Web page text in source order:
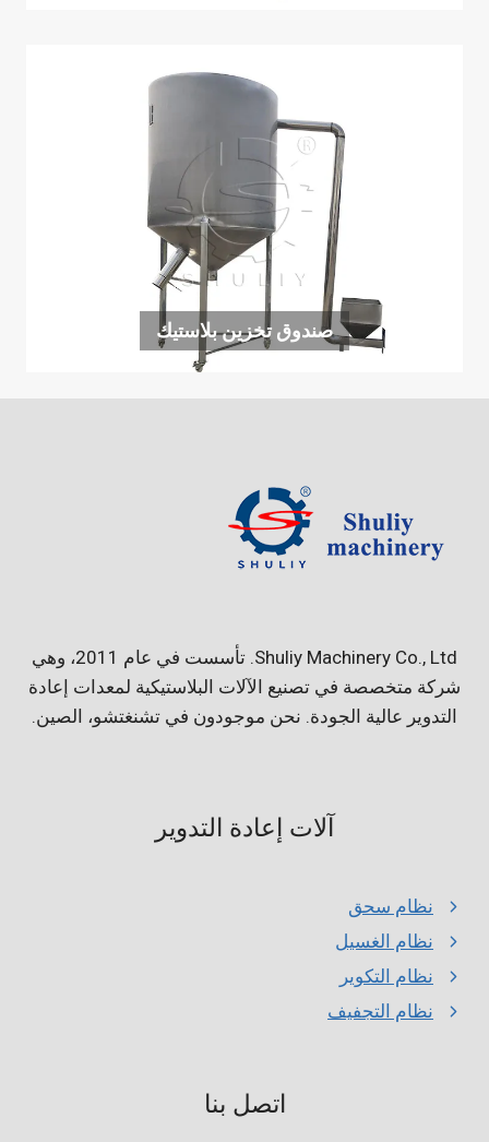
صندوق تخزين بلاستيك
Shuliy Machinery Co., Ltd. تأسست في عام 2011، وهي
شركة متخصصة في تصنيع الآلات البلاستيكية لمعدات إعادة
التدوير عالية الجودة. نحن موجودون في تشنغتشو، الصين.
آلات إعادة التدوير
نظام سحق
نظام الغسيل
نظام التكوير
نظام التجفيف
اتصل بنا